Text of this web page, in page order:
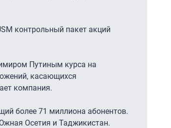
контрольный пакет акций
Путиным курса на
касающихся
компания.
более 71 миллиона абонентов.
Осетия и Таджикистан.